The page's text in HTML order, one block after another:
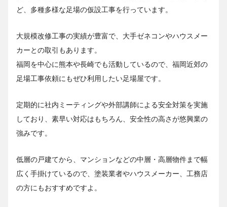
ど、多種多様な足場の仮設工事を行っています。
大規模改修工事の実績が豊富で、大手ゼネコンやハウスメー
カーとの取引もあります。
福岡を中心に熊本や長崎でも活動しているので、福岡近郊の
足場工事依頼にもぜひ利用したい足場屋です。
定期的に社内ミーティングや外部講師による安全対策を実施
しており、素早い対応はもちろん、安全性の高さが悠興業の
強みです。
低層の戸建てから、マンションなどの中層・高層物件まで幅
広く手掛けているので、塗装業者やハウスメーカー、工務店
の方にもおすすめですよ。